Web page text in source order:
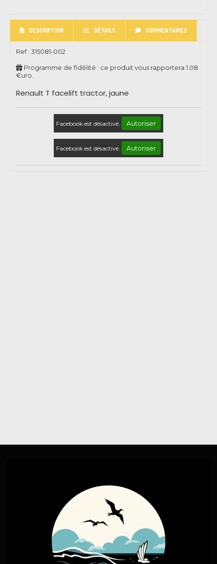
DESCRIPTION DÉTAILS COMMENTAIRES
Ref : 315081-002
Programme de fidélité : ce produit vous rapportera 1.08
€uro.
Renault T facelift tractor, jaune
Facebook est désactivé. Autoriser
Facebook est désactivé. Autoriser